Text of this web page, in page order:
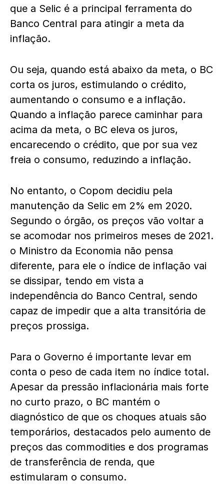
que a Selic é a principal ferramenta do
Banco Central para atingir a meta da
inflação.
Ou seja, quando está abaixo da meta, o BC
corta os juros, estimulando o crédito,
aumentando o consumo e a inflação.
Quando a inflação parece caminhar para
acima da meta, o BC eleva os juros,
encarecendo o crédito, que por sua vez
freia o consumo, reduzindo a inflação.
No entanto, o Copom decidiu pela
manutenção da Selic em 2% em 2020.
Segundo o órgão, os preços vão voltar a
se acomodar nos primeiros meses de 2021.
o Ministro da Economia não pensa
diferente, para ele o índice de inflação vai
se dissipar, tendo em vista a
independência do Banco Central, sendo
capaz de impedir que a alta transitória de
preços prossiga.
Para o Governo é importante levar em
conta o peso de cada item no índice total.
Apesar da pressão inflacionária mais forte
no curto prazo, o BC mantém o
diagnóstico de que os choques atuais são
temporários, destacados pelo aumento de
preços das commodities e dos programas
de transferência de renda, que
estimularam o consumo.